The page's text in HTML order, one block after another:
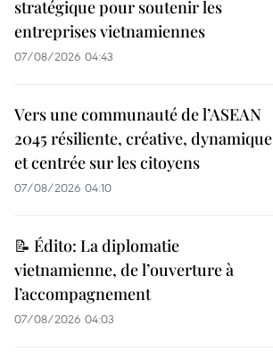
stratégique pour soutenir les
entreprises vietnamiennes
07/08/2026 04:43
Vers une communauté de l’ASEAN
2045 résiliente, créative, dynamique
et centrée sur les citoyens
07/08/2026 04:10
📝 Édito: La diplomatie
vietnamienne, de l’ouverture à
l’accompagnement
07/08/2026 04:03